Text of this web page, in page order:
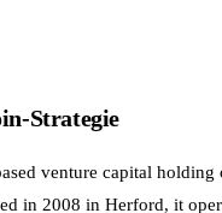
Strategie
venture capital
in 2008 in Herford, it